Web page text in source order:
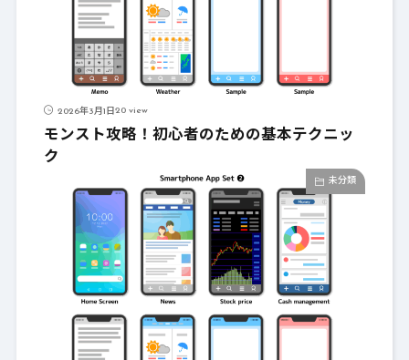
2026年3月1日20 view
モンスト攻略！初心者のための基本テクニッ
ク
未分類